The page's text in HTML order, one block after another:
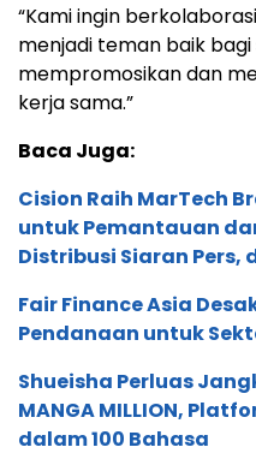
“Kami ingin
menjadi teman baik
mempromosikan dan
kerja sama.”
Baca Juga:
Cision Raih MarTech
untuk Pemantauan
Distribusi Siaran Pers,
Fair Finance Asia
Pendanaan untuk
Shueisha Perluas
MANGA MILLION,
dalam 100 Bahasa